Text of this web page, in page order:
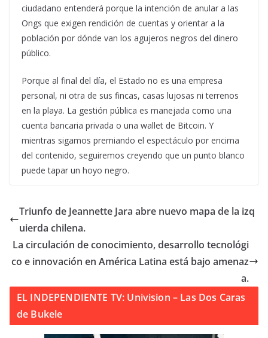
ciudadano entenderá porque la intención de anular a las
Ongs que exigen rendición de cuentas y orientar a la
población por dónde van los agujeros negros del dinero
público.
Porque al final del día, el Estado no es una empresa
personal, ni otra de sus fincas, casas lujosas ni terrenos
en la playa. La gestión pública es manejada como una
cuenta bancaria privada o una wallet de Bitcoin. Y
mientras sigamos premiando el espectáculo por encima
del contenido, seguiremos creyendo que un punto blanco
puede tapar un hoyo negro.
Triunfo de Jeannette Jara abre nuevo mapa de la izq
uierda chilena.
La circulación de conocimiento, desarrollo tecnológi
co e innovación en América Latina está bajo amenaz
a.
EL INDEPENDIENTE TV: Univision – Las Dos Caras
de Bukele